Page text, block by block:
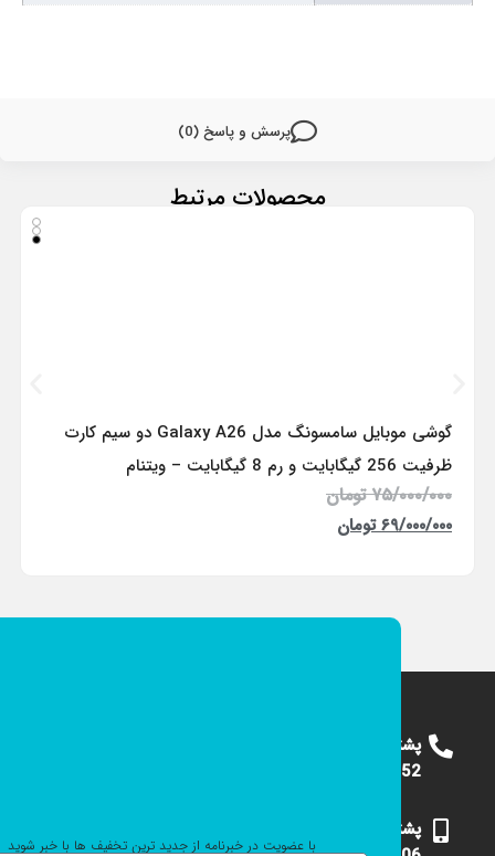
پرسش و پاسخ (0)
محصولات مرتبط
گوشی موبایل سامسونگ مدل Galaxy A26 دو سیم کارت
ظرفیت 256 گیگابایت و رم 8 گیگابایت – ویتنام
۷۵/۰۰۰/۰۰۰ تومان
۶۹/۰۰۰/۰۰۰ تومان
پشتیبانی
09124375652
پشتیبانی
با عضویت در خبرنامه از جدید ترین تخفیف ها با خبر شوید